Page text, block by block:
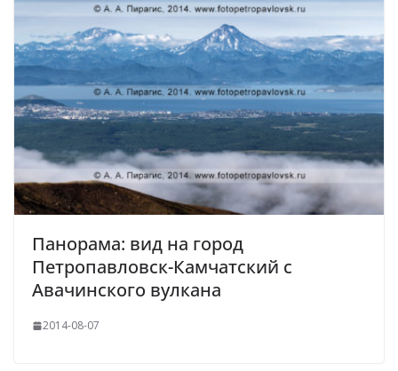
Панорама: вид на город
Петропавловск-Камчатский с
Авачинского вулкана
2014-08-07